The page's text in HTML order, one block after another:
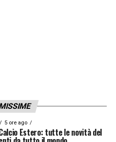
5 ore ago
Estero: tutte le novità del